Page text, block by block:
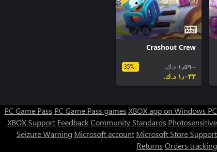
Crashout Crew
١٫٥٩٠ د.ك.‏
١٫٠٣٣ د.ك.‏
-35%
PC Game Pass PC Game Pass games XBOX app on Windows PC
XBOX Support FeedbackCommunity Standards Photosensitive
Seizure Warning Microsoft account Microsoft Store Support
Returns Orders tracking